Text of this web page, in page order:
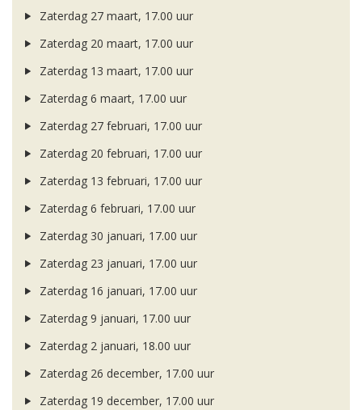
Zaterdag 27 maart, 17.00 uur
Zaterdag 20 maart, 17.00 uur
Zaterdag 13 maart, 17.00 uur
Zaterdag 6 maart, 17.00 uur
Zaterdag 27 februari, 17.00 uur
Zaterdag 20 februari, 17.00 uur
Zaterdag 13 februari, 17.00 uur
Zaterdag 6 februari, 17.00 uur
Zaterdag 30 januari, 17.00 uur
Zaterdag 23 januari, 17.00 uur
Zaterdag 16 januari, 17.00 uur
Zaterdag 9 januari, 17.00 uur
Zaterdag 2 januari, 18.00 uur
Zaterdag 26 december, 17.00 uur
Zaterdag 19 december, 17.00 uur